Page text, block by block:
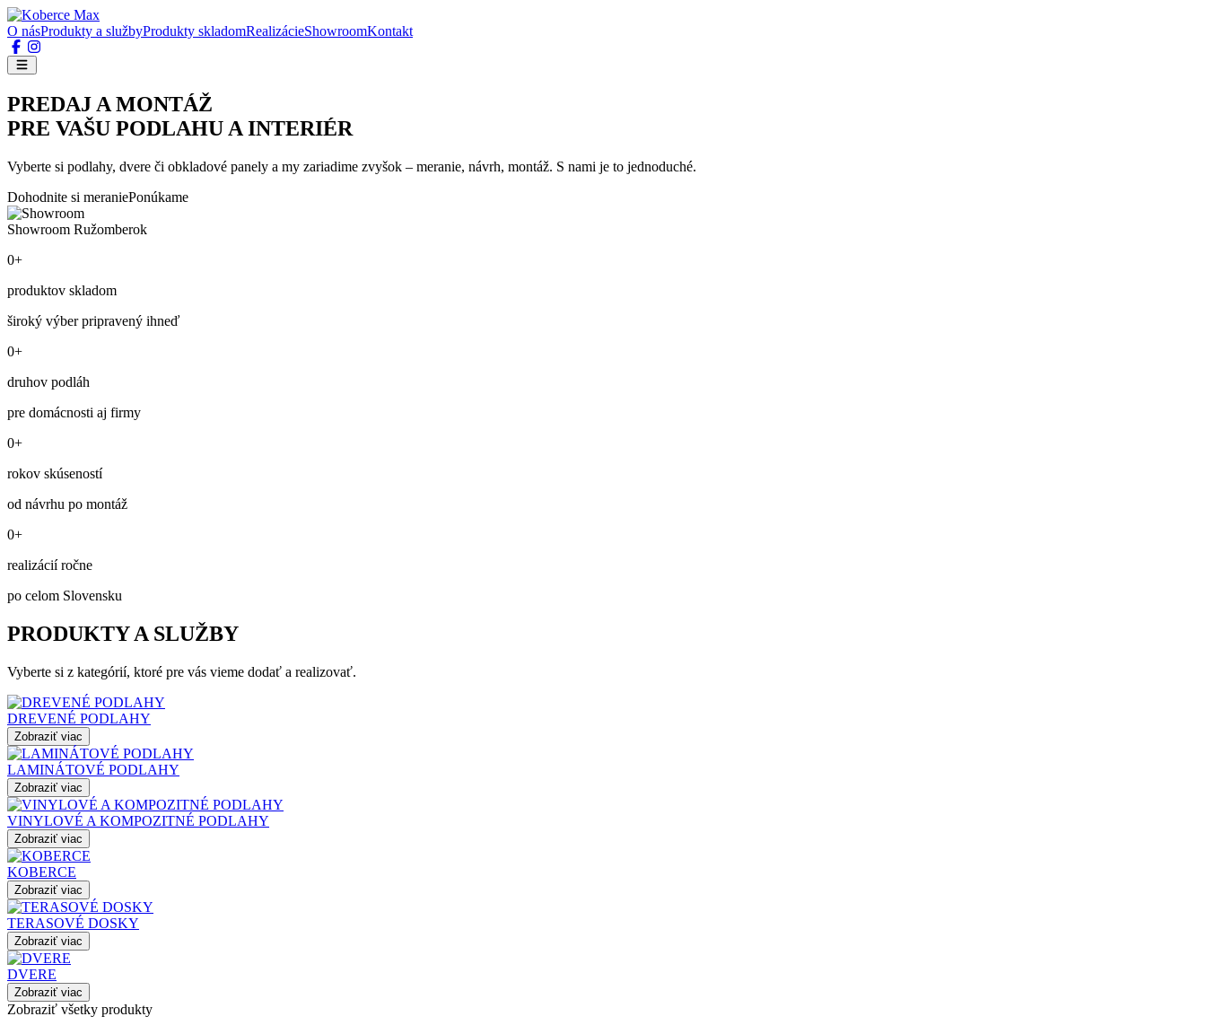
O násProdukty a službyProdukty skladomRealizácieShowroomKontakt
PREDAJ A MONTÁŽ
PRE VAŠU PODLAHU A INTERIÉR
Vyberte si podlahy, dvere či obkladové panely a my zariadime zvyšok – meranie, návrh, montáž. S nami je to jednoduché.
Dohodnite si meraniePonúkame
Showroom Ružomberok
0+
produktov skladom
široký výber pripravený ihneď
0+
druhov podláh
pre domácnosti aj firmy
0+
rokov skúseností
od návrhu po montáž
0+
realizácií ročne
po celom Slovensku
PRODUKTY A SLUŽBY
Vyberte si z kategórií, ktoré pre vás vieme dodať a realizovať.
DREVENÉ PODLAHY
Zobraziť viac
LAMINÁTOVÉ PODLAHY
Zobraziť viac
VINYLOVÉ A KOMPOZITNÉ PODLAHY
Zobraziť viac
KOBERCE
Zobraziť viac
TERASOVÉ DOSKY
Zobraziť viac
DVERE
Zobraziť viac
Zobraziť všetky produkty